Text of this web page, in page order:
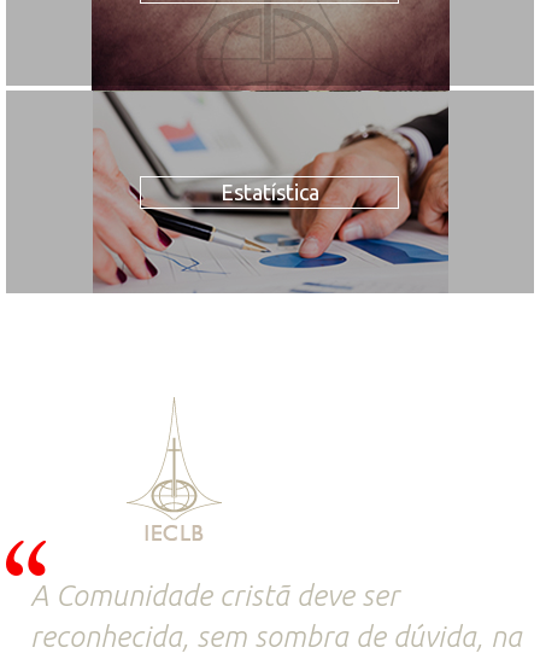
Estatística
A Comunidade cristã deve ser
reconhecida, sem sombra de dúvida, na